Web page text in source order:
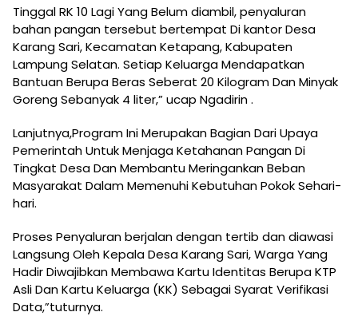
Tinggal RK 10 Lagi Yang Belum diambil, penyaluran
bahan pangan tersebut bertempat Di kantor Desa
Karang Sari, Kecamatan Ketapang, Kabupaten
Lampung Selatan. Setiap Keluarga Mendapatkan
Bantuan Berupa Beras Seberat 20 Kilogram Dan Minyak
Goreng Sebanyak 4 liter,” ucap Ngadirin .
Lanjutnya,Program Ini Merupakan Bagian Dari Upaya
Pemerintah Untuk Menjaga Ketahanan Pangan Di
Tingkat Desa Dan Membantu Meringankan Beban
Masyarakat Dalam Memenuhi Kebutuhan Pokok Sehari-
hari.
Proses Penyaluran berjalan dengan tertib dan diawasi
Langsung Oleh Kepala Desa Karang Sari, Warga Yang
Hadir Diwajibkan Membawa Kartu Identitas Berupa KTP
Asli Dan Kartu Keluarga (KK) Sebagai Syarat Verifikasi
Data,”tuturnya.